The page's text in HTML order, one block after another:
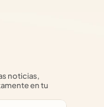
noticias,
en tu